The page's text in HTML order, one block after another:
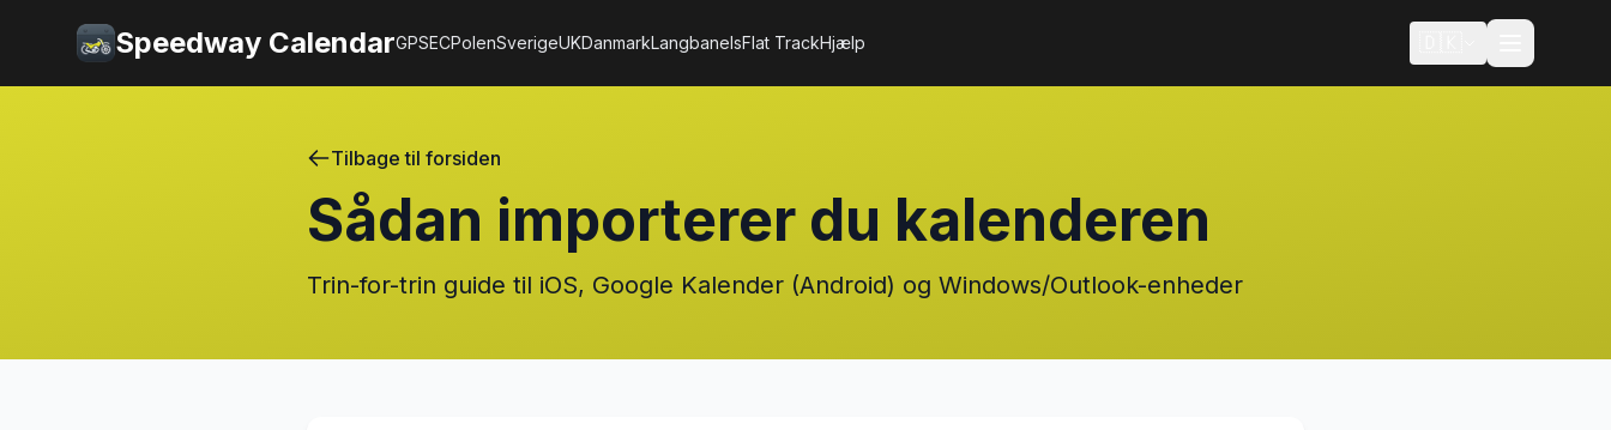
Speedway CalendarGPSECPolenSverigeUKDanmarkLangbaneIsFlat TrackHjælp
Tilbage til forsiden
Sådan importerer du kalenderen
Trin-for-trin guide til iOS, Google Kalender (Android) og Windows/Outlook-enheder